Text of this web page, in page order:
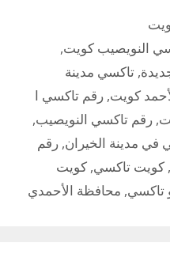
النويصيب كويت,
, تاكسي مدينة
كويت, رقم تاكسي ا
, رقم تاكسي النويصيب,
في مدينة الخيران, رقم
, كويت تاكسي, كويت
تاكسي, محافظة الأحمدي